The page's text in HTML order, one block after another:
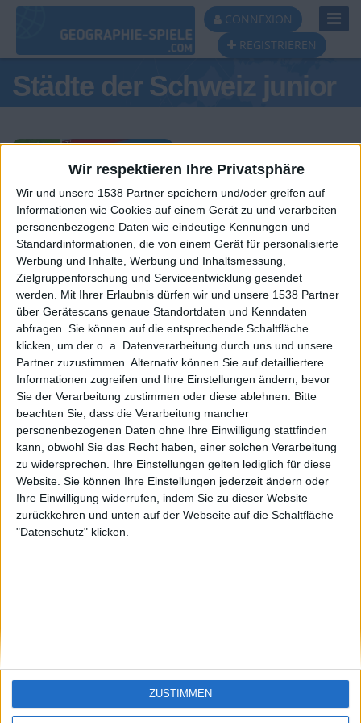
Wir respektieren Ihre Privatsphäre
Wir und unsere 1538 Partner speichern und/oder greifen auf
Informationen wie Cookies auf einem Gerät zu und verarbeiten
personenbezogene Daten wie eindeutige Kennungen und
Standardinformationen, die von einem Gerät für personalisierte
Werbung und Inhalte, Werbung und Inhaltsmessung,
Zielgruppenforschung und Serviceentwicklung gesendet
werden. Mit Ihrer Erlaubnis dürfen wir und unsere 1538 Partner
über Gerätescans genaue Standortdaten und Kenndaten
abfragen. Sie können auf die entsprechende Schaltfläche
klicken, um der o. a. Datenverarbeitung durch uns und unsere
Partner zuzustimmen. Alternativ können Sie auf detailliertere
Informationen zugreifen und Ihre Einstellungen ändern, bevor
Sie der Verarbeitung zustimmen oder diese ablehnen. Bitte
beachten Sie, dass die Verarbeitung mancher
personenbezogenen Daten ohne Ihre Einwilligung stattfinden
kann, obwohl Sie das Recht haben, einer solchen Verarbeitung
zu widersprechen. Ihre Einstellungen gelten lediglich für diese
Website. Sie können Ihre Einstellungen jederzeit ändern oder
Ihre Einwilligung widerrufen, indem Sie zu dieser Website
zurückkehren und unten auf der Webseite auf die Schaltfläche
"Datenschutz" klicken.
ZUSTIMMEN
CONNEXION
REGISTRIEREN
Städte der Schweiz junior
Tagespodest
#1
KXM aus der
Oberpfalz
#2
EnzRRh
#3
eek
Si vous êtes francophone, vous devriez allerici
🇺🇸 We noticed you’re visiting
from an English-speaking
country
Join our American version now and be
among the firsts to submit your score
on our leaderboards!
Let's visit GeoHeroes.com!